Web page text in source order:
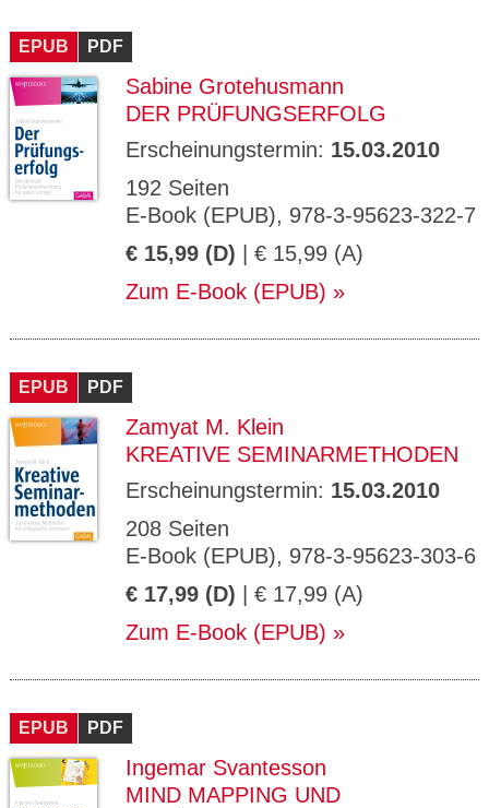
EPUB PDF
Sabine Grotehusmann
DER PRÜFUNGSERFOLG
Erscheinungstermin: 15.03.2010
192 Seiten
E-Book (EPUB), 978-3-95623-322-7
€ 15,99 (D) | € 15,99 (A)
Zum E-Book (EPUB)
EPUB PDF
Zamyat M. Klein
KREATIVE SEMINARMETHODEN
Erscheinungstermin: 15.03.2010
208 Seiten
E-Book (EPUB), 978-3-95623-303-6
€ 17,99 (D) | € 17,99 (A)
Zum E-Book (EPUB)
EPUB PDF
Ingemar Svantesson
MIND MAPPING UND